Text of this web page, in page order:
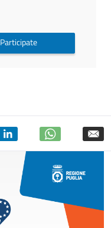
Participate